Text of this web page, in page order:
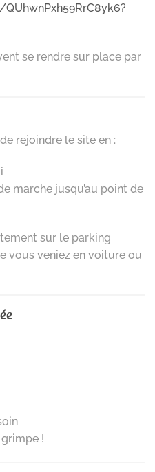
se rendre sur place par
rejoindre le site en :
marche jusqu’au point de
sur le parking
vous veniez en voiture ou
!